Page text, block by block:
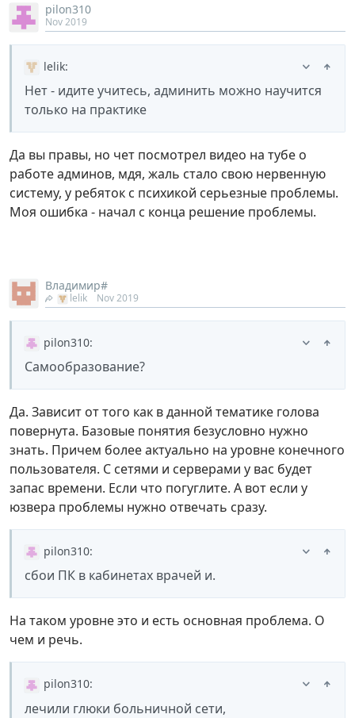
pilon310
Nov 2019
lelik:
Нет - идите учитесь, админить можно научится
только на практике
Да вы правы, но чет посмотрел видео на тубе о
работе админов, мдя, жаль стало свою нервенную
систему, у ребяток с психикой серьезные проблемы.
Моя ошибка - начал с конца решение проблемы.
Владимир#
lelik Nov 2019
pilon310:
Самообразование?
Да. Зависит от того как в данной тематике голова
повернута. Базовые понятия безусловно нужно
знать. Причем более актуально на уровне конечного
пользователя. С сетями и серверами у вас будет
запас времени. Если что погуглите. А вот если у
юзвера проблемы нужно отвечать сразу.
pilon310:
сбои ПК в кабинетах врачей и.
На таком уровне это и есть основная проблема. О
чем и речь.
pilon310:
лечили глюки больничной сети,